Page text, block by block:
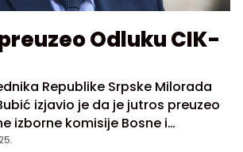
Odluku CIK-
Republike Srpske Milorada
izjavio je da je jutros preuzeo
izborne komisije Bosne i
mandata njegovom